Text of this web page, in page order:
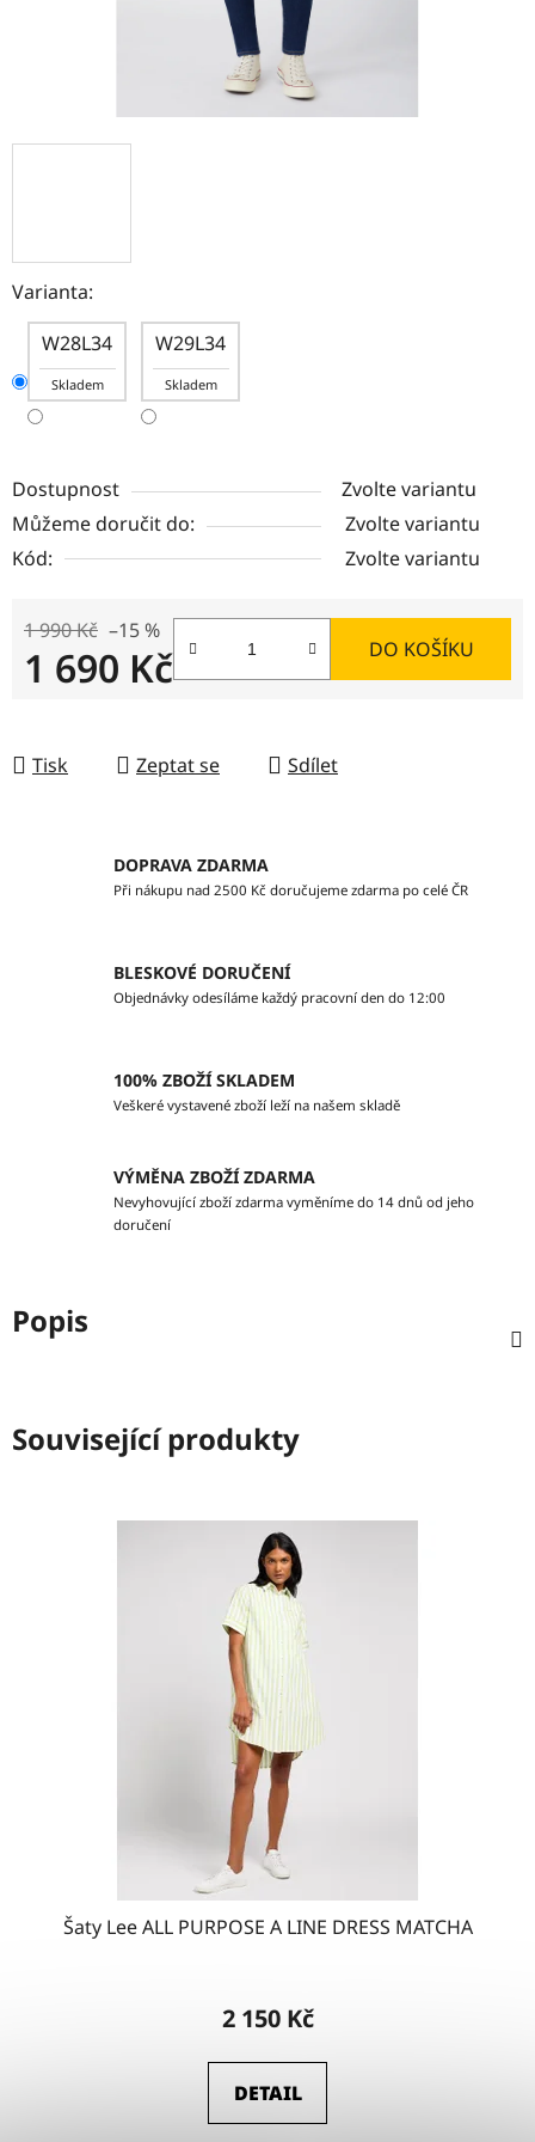
Varianta:
W28L34
Skladem
W29L34
Skladem
Dostupnost
Zvolte variantu
Můžeme doručit do:
Zvolte variantu
Kód:
Zvolte variantu
1 990 Kč –15 %
1 690 Kč DO KOŠÍKU
Tisk Zeptat se Sdílet
DOPRAVA ZDARMA
Při nákupu nad 2500 Kč doručujeme zdarma po celé ČR
BLESKOVÉ DORUČENÍ
Objednávky odesíláme každý pracovní den do 12:00
100% ZBOŽÍ SKLADEM
Veškeré vystavené zboží leží na našem skladě
VÝMĚNA ZBOŽÍ ZDARMA
Nevyhovující zboží zdarma vyměníme do 14 dnů od jeho
doručení
Popis
Související produkty
Šaty Lee ALL PURPOSE A LINE DRESS MATCHA
2 150 Kč
DETAIL